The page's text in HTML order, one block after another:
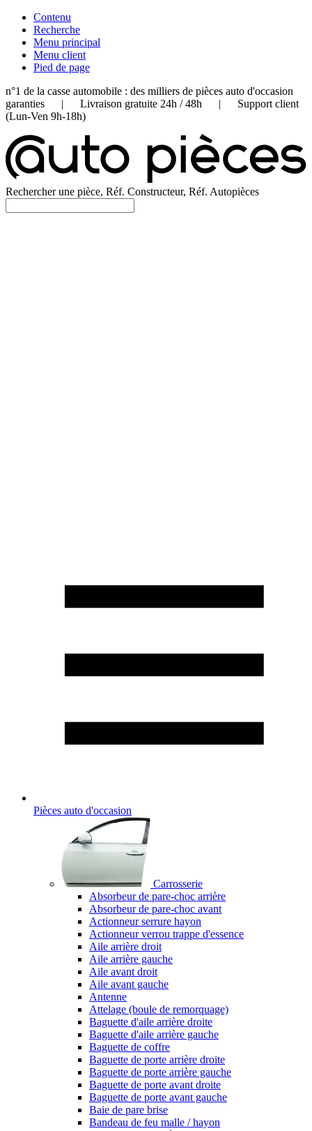
Contenu
Recherche
Menu principal
Menu client
Pied de page
n°1 de la casse automobile : des milliers de pièces auto d'occasion
garanties | Livraison gratuite 24h / 48h | Support client
(Lun-Ven 9h-18h)
Rechercher une pièce, Réf. Constructeur, Réf. Autopièces
Pièces auto d'occasion
Carrosserie
Absorbeur de pare-choc arrière
Absorbeur de pare-choc avant
Actionneur serrure hayon
Actionneur verrou trappe d'essence
Aile arrière droit
Aile arrière gauche
Aile avant droit
Aile avant gauche
Antenne
Attelage (boule de remorquage)
Baguette d'aile arrière droite
Baguette d'aile arrière gauche
Baguette de coffre
Baguette de porte arrière droite
Baguette de porte arrière gauche
Baguette de porte avant droite
Baguette de porte avant gauche
Baie de pare brise
Bandeau de feu malle / hayon